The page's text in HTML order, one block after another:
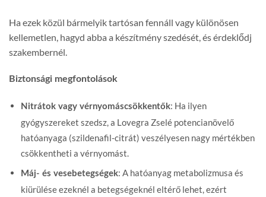
Ha ezek közül bármelyik tartósan fennáll vagy különösen
kellemetlen, hagyd abba a készítmény szedését, és érdeklődj
szakembernél.
Biztonsági megfontolások
Nitrátok vagy vérnyomáscsökkentők: Ha ilyen
gyógyszereket szedsz, a Lovegra Zselé potencianövelő
hatóanyaga (szildenafil-citrát) veszélyesen nagy mértékben
csökkentheti a vérnyomást.
Máj- és vesebetegségek: A hatóanyag metabolizmusa és
kiürülése ezeknél a betegségeknél eltérő lehet, ezért